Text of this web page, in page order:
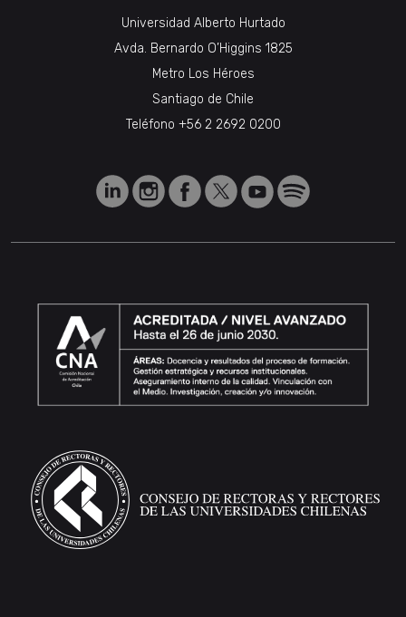
Universidad Alberto Hurtado
Avda. Bernardo O’Higgins 1825
Metro Los Héroes
Santiago de Chile
Teléfono +56 2 2692 0200